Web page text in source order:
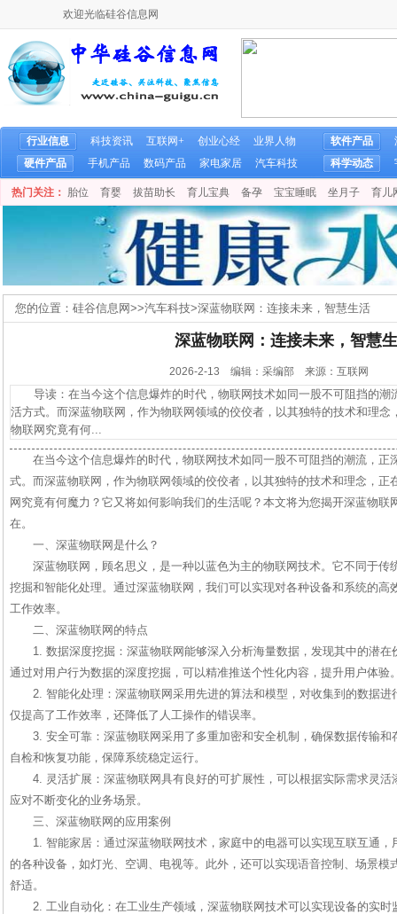
欢迎光临硅谷信息网
行业信息 科技资讯 互联网+ 创业心经
业界人物
硬件产品
手机产品 数码产品 家电家居 汽车科技
软件产品
科学动态
热门关注： 胎位 育婴 拔苗助长 育儿宝典 备孕 宝宝睡眠 坐月子 育儿
您的位置： 硅谷信息网>>汽车科技>深蓝物联网：连接未来，智慧生活
深蓝物联网：连接未来，智慧
2026-2-13 编辑：采编部 来源：互联网
导读：在当今这个信息爆炸的时代，物联网技术如同一股不可阻挡的潮
活方式。而深蓝物联网，作为物联网领域的佼佼者，以其独特的技术和理
物联网究竟有何...
在当今这个信息爆炸的时代，物联网技术如同一股不可阻挡的潮流，正
式。而深蓝物联网，作为物联网领域的佼佼者，以其独特的技术和理念，正
网究竟有何魔力？它又将如何影响我们的生活呢？本文将为您揭开深蓝物联
在。
一、深蓝物联网是什么？
深蓝物联网，顾名思义，是一种以蓝色为主的物联网技术。它不同于传
挖掘和智能化处理。通过深蓝物联网，我们可以实现对各种设备和系统的高
工作效率。
二、深蓝物联网的特点
1. 数据深度挖掘：深蓝物联网能够深入分析海量数据，发现其中的潜
通过对用户行为数据的深度挖掘，可以精准推送个性化内容，提升用户体验
2. 智能化处理：深蓝物联网采用先进的算法和模型，对收集到的数据
仅提高了工作效率，还降低了人工操作的错误率。
3. 安全可靠：深蓝物联网采用了多重加密和安全机制，确保数据传输
自检和恢复功能，保障系统稳定运行。
4. 灵活扩展：深蓝物联网具有良好的可扩展性，可以根据实际需求灵
应对不断变化的业务场景。
三、深蓝物联网的应用案例
1. 智能家居：通过深蓝物联网技术，家庭中的电器可以实现互联互通
的各种设备，如灯光、空调、电视等。此外，还可以实现语音控制、场景模
舒适。
2. 工业自动化：在工业生产领域，深蓝物联网技术可以实现设备的实